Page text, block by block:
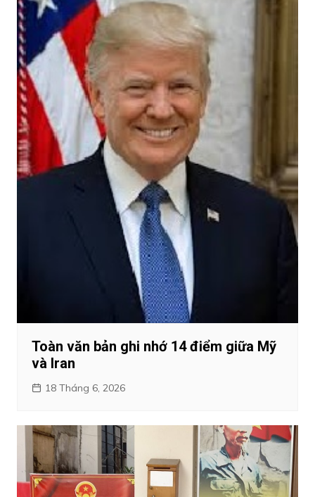
Toàn văn bản ghi nhớ 14 điểm giữa Mỹ
và Iran
18 Tháng 6, 2026